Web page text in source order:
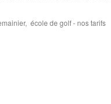
école de golf - nos tarifs